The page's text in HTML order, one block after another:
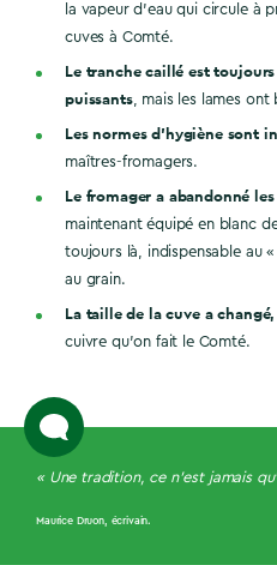
la vapeur d’eau qui circule à
cuves à Comté.
Le tranche caillé est
puissants, mais les lames ont
Les normes d’hygiène sont
maîtres-fromagers.
Le fromager a abandonné
maintenant équipé en blanc
toujours là, indispensable au
au grain.
La taille de la cuve a changé,
cuivre qu’on fait le Comté.
« Une tradition, ce n’est jamais
Maurice Druon, écrivain.